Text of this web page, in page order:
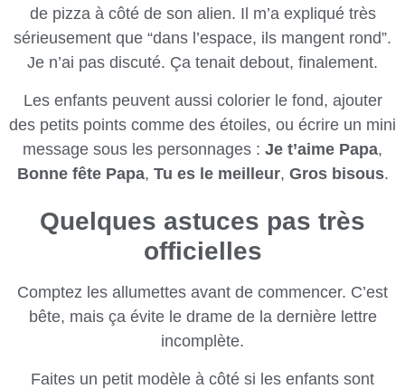
de pizza à côté de son alien. Il m’a expliqué très
sérieusement que “dans l’espace, ils mangent rond”.
Je n’ai pas discuté. Ça tenait debout, finalement.
Les enfants peuvent aussi colorier le fond, ajouter
des petits points comme des étoiles, ou écrire un mini
message sous les personnages : Je t’aime Papa,
Bonne fête Papa, Tu es le meilleur, Gros bisous.
Quelques astuces pas très
officielles
Comptez les allumettes avant de commencer. C’est
bête, mais ça évite le drame de la dernière lettre
incomplète.
Faites un petit modèle à côté si les enfants sont